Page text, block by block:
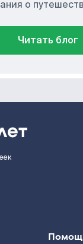
о
Читать блог